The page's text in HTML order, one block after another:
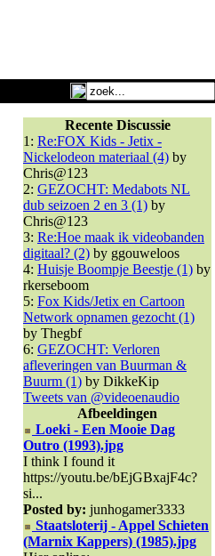
Recente Discussie
1: Re:FOX Kids - Jetix -
Nickelodeon materiaal (4) by
Chris@123
2: GEZOCHT: Medabots NL
dub seizoen 2 en 3 (1) by
Chris@123
3: Re:Hoe maak ik videobanden
digitaal? (2) by ggouweloos
4: Huisje Boompje Beestje (1) by
rkerseboom
5: Fox Kids/Jetix en Cartoon
Network opnamen gezocht (1)
by Thegbf
6: GEZOCHT: Verloren
afleveringen van Buurman &
Buurm (1) by DikkeKip
Tweets van @videoenaudio
Afbeeldingen
Loeki - Een Mooie Dag
Outro (1993).jpg
I think I found it
https://youtu.be/bEjGBxajF4c?
si...
Posted by: junhogamer3333
Staatsloterij - Appel Schieten
(Marnix Kappers) (1985).jpg